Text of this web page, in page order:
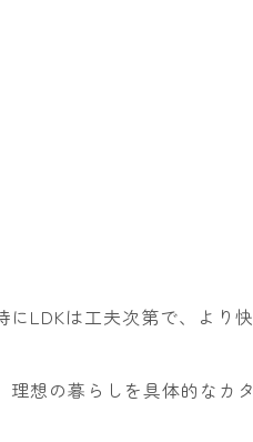
LDKは工夫次第で、より快
想の暮らしを具体的なカタ